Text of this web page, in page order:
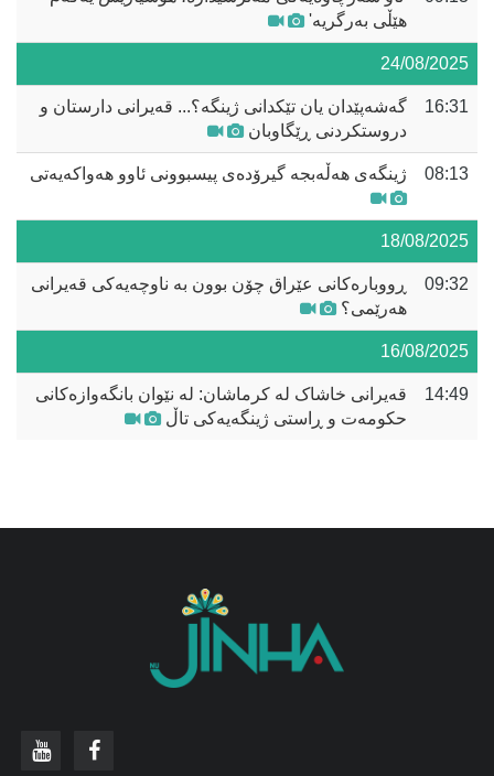
هێڵی بەرگریە'
24/08/2025
16:31
گەشەپێدان یان تێکدانی ژینگە؟... قەیرانی دارستان و
دروستکردنی ڕێگاوبان
08:13 ژینگەی هەڵەبجە گیرۆدەی پیسبوونی ئاوو هەواکەیەتی
18/08/2025
09:32
ڕووبارەکانی عێراق چۆن بوون بە ناوچەیەکی قەیرانی
هەرێمی؟
16/08/2025
14:49
قەیرانی خاشاک لە کرماشان: لە نێوان بانگەوازەکانی
حکومەت و ڕاستی ژینگەیەکی تاڵ